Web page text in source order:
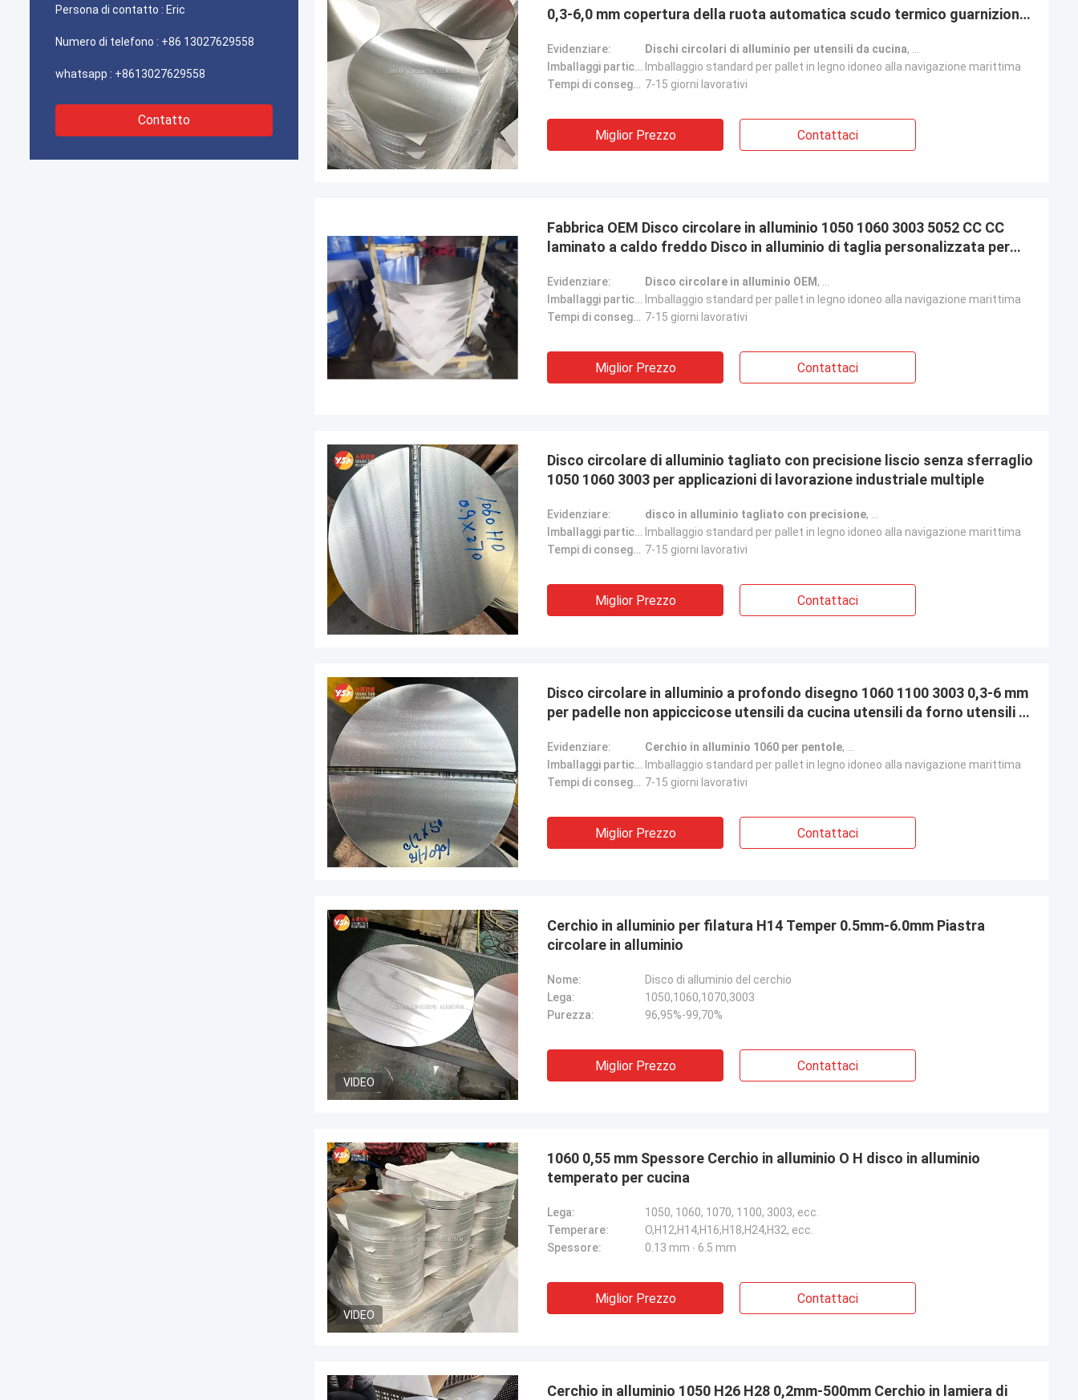
Persona di contatto : Eric
Numero di telefono : +86 13027629558
whatsapp : +8613027629558
Contatto
0,3-6,0 mm copertura della ruota automatica scudo termico guarnizione
Evidenziare: Dischi circolari di alluminio per utensili da cucina,
Imballaggi particolari: Imballaggio standard per pallet in legno idoneo alla navigazione marittima
Tempi di consegna: 7-15 giorni lavorativi
Miglior Prezzo Contattaci
Fabbrica OEM Disco circolare in alluminio 1050 1060 3003 5052 CC CC
laminato a caldo freddo Disco in alluminio di taglia personalizzata per
Evidenziare: Disco circolare in alluminio OEM ,
Imballaggi particolari: Imballaggio standard per pallet in legno idoneo alla navigazione marittima
Tempi di consegna: 7-15 giorni lavorativi
Miglior Prezzo Contattaci
Disco circolare di alluminio tagliato con precisione liscio senza sferraglio
1050 1060 3003 per applicazioni di lavorazione industriale multiple
Evidenziare: disco in alluminio tagliato con precisione,
Imballaggi particolari: Imballaggio standard per pallet in legno idoneo alla navigazione marittima
Tempi di consegna: 7-15 giorni lavorativi
Miglior Prezzo Contattaci
Disco circolare in alluminio a profondo disegno 1060 1100 3003 0,3-6 mm
per padelle non appiccicose utensili da cucina utensili da forno utensili da
Evidenziare: Cerchio in alluminio 1060 per pentole,
Imballaggi particolari: Imballaggio standard per pallet in legno idoneo alla navigazione marittima
Tempi di consegna: 7-15 giorni lavorativi
Miglior Prezzo Contattaci
VIDEO
Cerchio in alluminio per filatura H14 Temper 0.5mm-6.0mm Piastra
circolare in alluminio
Nome:
Disco di alluminio del cerchio
Lega:
1050,1060,1070,3003
Purezza:
96,95%-99,70%
Miglior Prezzo Contattaci
VIDEO
1060 0,55 mm Spessore Cerchio in alluminio O H disco in alluminio
temperato per cucina
Lega:
1050, 1060, 1070, 1100, 3003, ecc.
Temperare:
O,H12,H14,H16,H18,H24,H32, ecc.
Spessore:
0.13 mm ∙ 6.5 mm
Miglior Prezzo Contattaci
Cerchio in alluminio 1050 H26 H28 0,2mm-500mm Cerchio in lamiera di